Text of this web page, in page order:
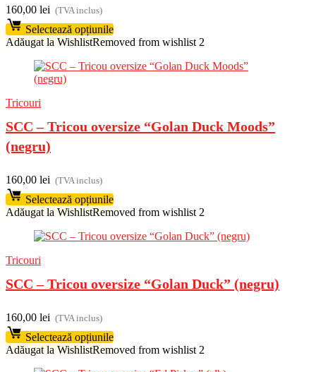
160,00 lei (TVA inclus)
Selectează opțiunile
Adăugat la WishlistRemoved from wishlist 2
Tricouri
SCC – Tricou oversize “Golan Duck Moods”
(negru)
160,00 lei (TVA inclus)
Selectează opțiunile
Adăugat la WishlistRemoved from wishlist 2
Tricouri
SCC – Tricou oversize “Golan Duck” (negru)
160,00 lei (TVA inclus)
Selectează opțiunile
Adăugat la WishlistRemoved from wishlist 2